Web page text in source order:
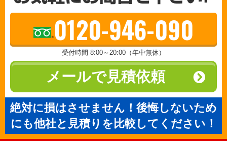
0120-946-090
受付時間 8:00～20:00（年中無休）
メールで見積依頼
絶対に損はさせません！後悔しないため
にも他社と見積りを比較してください！